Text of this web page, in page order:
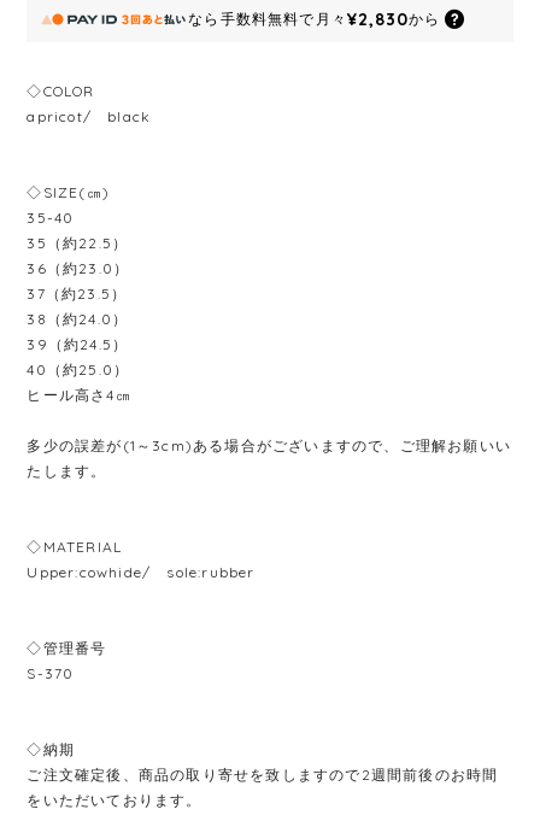
なら 手数料無料で 月々 ¥2,830から
◇COLOR
apricot/ black
◇SIZE(㎝)
35-40
35（約22.5）
36（約23.0）
37（約23.5）
38（約24.0）
39（約24.5）
40（約25.0）
ヒール高さ4㎝
多少の誤差が(1～3cm)ある場合がございますので、ご理解お願いい
たします。
◇MATERIAL
Upper:cowhide/ sole:rubber
◇管理番号
S-370
◇納期
ご注文確定後、商品の取り寄せを致しますので2週間前後のお時間
をいただいております。